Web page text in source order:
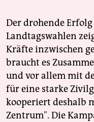
Der drohende
Landtagswahlen
Kräfte inzwischen
braucht es
und vor allem mit
für eine starke
kooperiert deshalb
Zentrum". Die